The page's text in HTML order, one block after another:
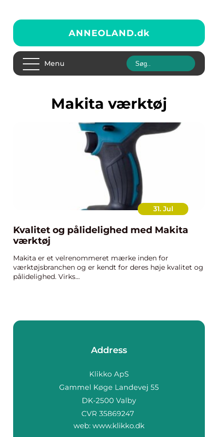
ANNEOLAND.dk
Menu
Makita værktøj
31. Jul
Kvalitet og pålidelighed med Makita
værktøj
Makita er et velrenommeret mærke inden for
værktøjsbranchen og er kendt for deres høje kvalitet og
pålidelighed. Virks...
Address
web: www.klikko.dk